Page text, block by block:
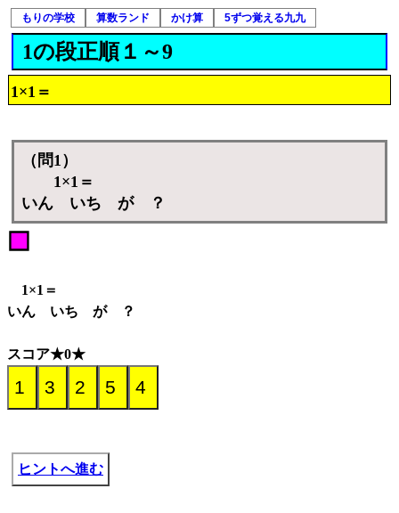
もりの学校 算数ランド かけ算 5ずつ覚える九九
1の段正順１～9
1×1＝
（問1）
1×1＝
いん いち が ？
1×1＝
いん いち が ？
スコア★0★
ヒントへ進む